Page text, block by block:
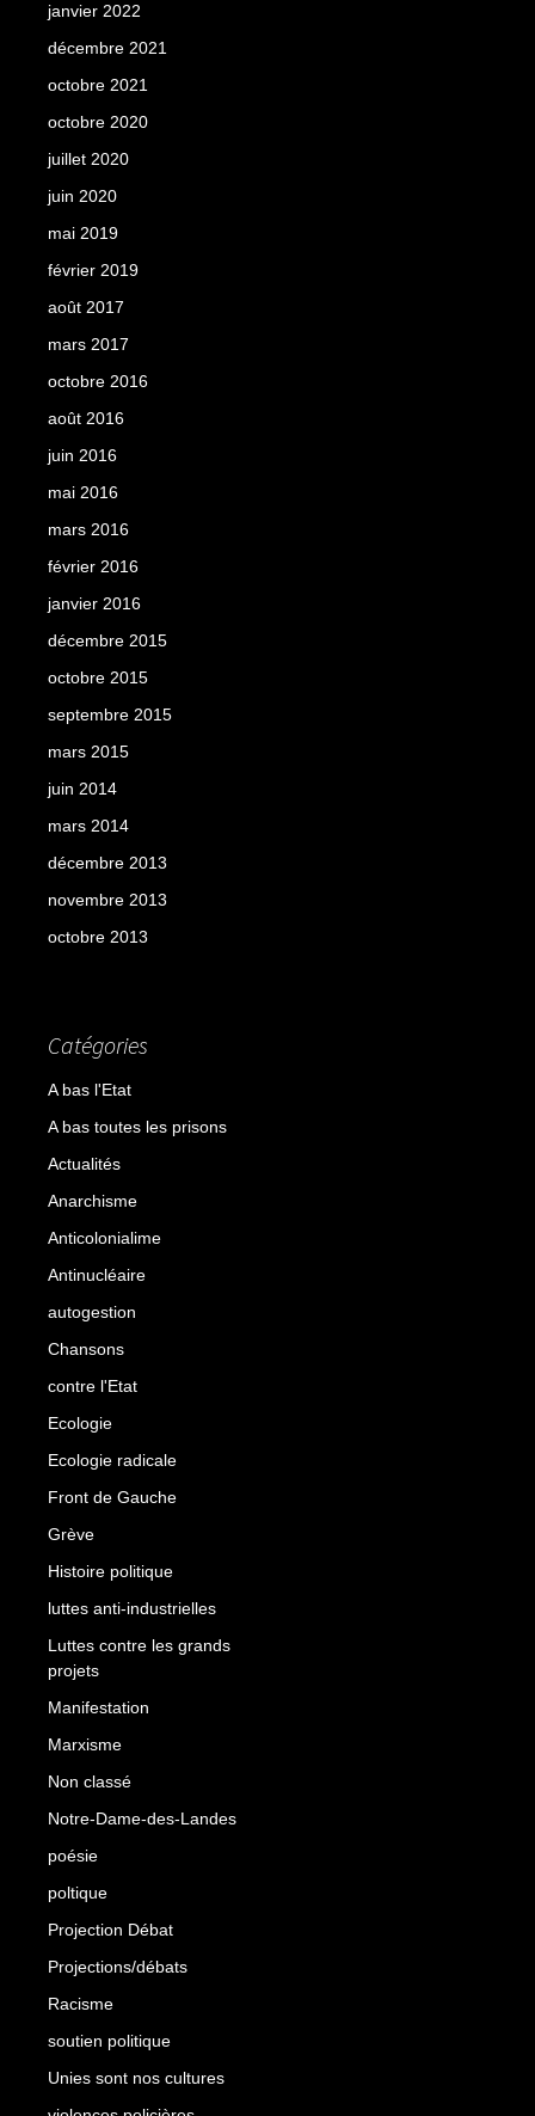
janvier 2022
décembre 2021
octobre 2021
octobre 2020
juillet 2020
juin 2020
mai 2019
février 2019
août 2017
mars 2017
octobre 2016
août 2016
juin 2016
mai 2016
mars 2016
février 2016
janvier 2016
décembre 2015
octobre 2015
septembre 2015
mars 2015
juin 2014
mars 2014
décembre 2013
novembre 2013
octobre 2013
Catégories
A bas l'Etat
A bas toutes les prisons
Actualités
Anarchisme
Anticolonialime
Antinucléaire
autogestion
Chansons
contre l'Etat
Ecologie
Ecologie radicale
Front de Gauche
Grève
Histoire politique
luttes anti-industrielles
Luttes contre les grands
projets
Manifestation
Marxisme
Non classé
Notre-Dame-des-Landes
poésie
poltique
Projection Débat
Projections/débats
Racisme
soutien politique
Unies sont nos cultures